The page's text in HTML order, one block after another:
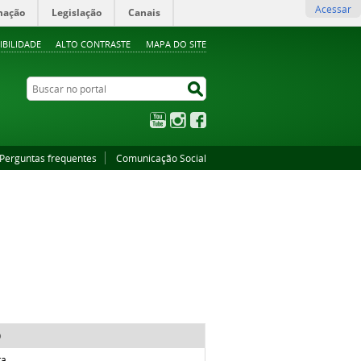
ALTO CONTRASTE MAPA DO SITE
Legislação Canais Acessar
Buscar no portal
YouTubeInstagram
Perguntas frequentes Comunicação Social